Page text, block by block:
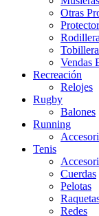
Otras
Vendas
Recreación
Relojes
Rugby
Balones
Running
Tenis
Cuerdas
Pelotas
Redes